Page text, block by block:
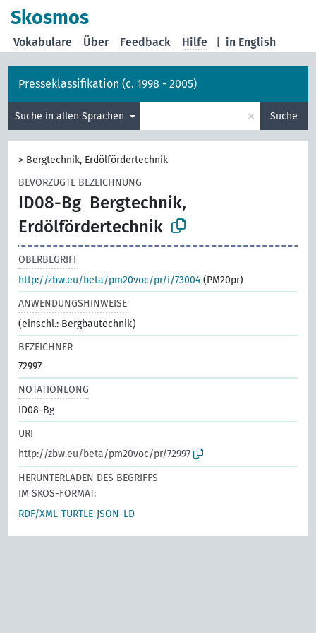
Skosmos
in English
Vokabulare Über Feedback Hilfe
Presseklassifikation (c. 1998 - 2005)
Suche in allen Sprachen × Suche
> Bergtechnik, Erdölfördertechnik
BEVORZUGTE BEZEICHNUNG
ID08-Bg Bergtechnik,
Erdölfördertechnik
OBERBEGRIFF
http://zbw.eu/beta/pm20voc/pr/i/73004 (PM20pr)
ANWENDUNGSHINWEISE
(einschl.: Bergbautechnik)
BEZEICHNER
72997
NOTATIONLONG
ID08-Bg
URI
http://zbw.eu/beta/pm20voc/pr/72997
HERUNTERLADEN DES BEGRIFFS
IM SKOS-FORMAT:
RDF/XML TURTLE JSON-LD